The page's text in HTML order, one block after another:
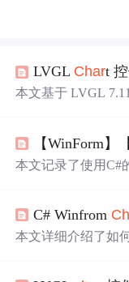
LVGL Chart
本文基于 LVGL
部分样式、图表基
展示效果并提醒设
【WinForm】
本文记录了使用C#
添加控件、设置
骤，还给出了效果
C# Winfrom
本文详细介绍了如